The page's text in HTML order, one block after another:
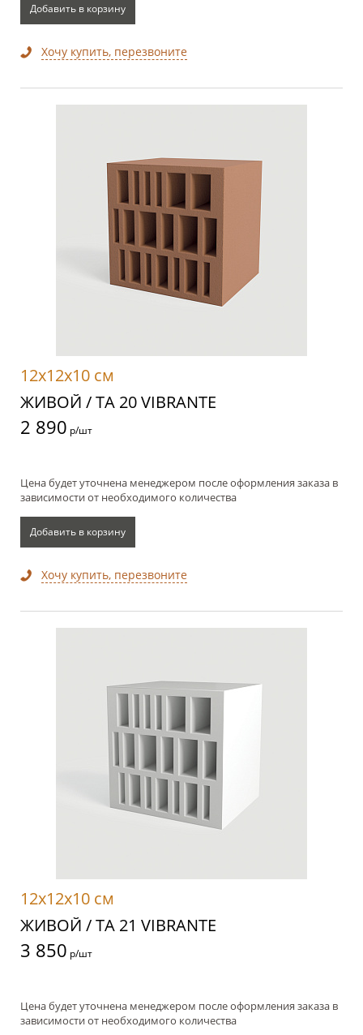
Добавить в корзину
Хочу купить, перезвоните
12x12x10 см
ЖИВОЙ / TA 20 VIBRANTE
2 890 р/шт
Цена будет уточнена менеджером после оформления заказа в
зависимости от необходимого количества
Добавить в корзину
Хочу купить, перезвоните
12x12x10 см
ЖИВОЙ / TA 21 VIBRANTE
3 850 р/шт
Цена будет уточнена менеджером после оформления заказа в
зависимости от необходимого количества